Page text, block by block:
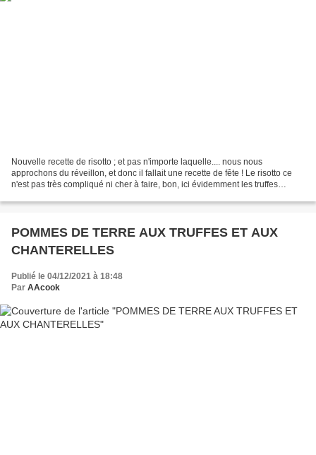
Nouvelle recette de risotto ; et pas n'importe laquelle.... nous nous
approchons du réveillon, et donc il fallait une recette de fête ! Le risotto ce
n'est pas très compliqué ni cher à faire, bon, ici évidemment les truffes
POMMES DE TERRE AUX TRUFFES ET AUX
CHANTERELLES
Publié le 04/12/2021 à 18:48
Par AAcook